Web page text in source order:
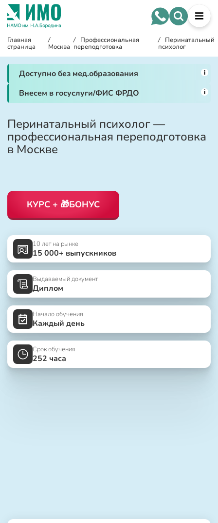
Главная
страница
/
Москва
/ Профессиональная
переподготовка
/ Перинатальный
психолог
Доступно без мед.образования i
Внесем в госуслуги/ФИС ФРДО i
Перинатальный психолог —
профессиональная переподготовка
в Москве
КУРС + 🎁БОНУС
10 лет на рынке
15 000+ выпускников
Выдаваемый документ
Диплом
Начало обучения
Каждый день
Срок обучения
252 часа